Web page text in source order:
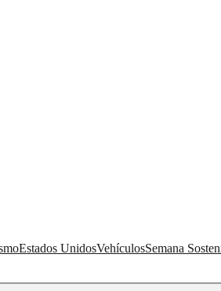
Estados UnidosVehículosSemana